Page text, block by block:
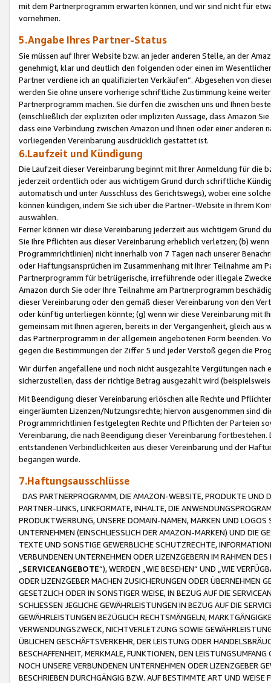
mit dem Partnerprogramm erwarten können, und wir sind nicht für
vornehmen.
5.Angabe Ihres Partner-Status
Sie müssen auf Ihrer Website bzw. an jeder anderen Stelle, an der
genehmigt, klar und deutlich den folgenden oder einen im
Partner verdiene ich an qualifizierten Verkäufen“. Abgesehen von
werden Sie ohne unsere vorherige schriftliche Zustimmung keine
Partnerprogramm machen. Sie dürfen die zwischen uns und Ihnen
(einschließlich der expliziten oder impliziten Aussage, dass Amazon
dass eine Verbindung zwischen Amazon und Ihnen oder einer
vorliegenden Vereinbarung ausdrücklich gestattet ist.
6.Laufzeit und Kündigung
Die Laufzeit dieser Vereinbarung beginnt mit Ihrer Anmeldung für die
jederzeit ordentlich oder aus wichtigem Grund durch schriftliche
automatisch und unter Ausschluss des Gerichtswegs), wobei eine
können kündigen, indem Sie sich über die Partner-Website in Ihrem
auswählen.
Ferner können wir diese Vereinbarung jederzeit aus wichtigem Grund
Sie Ihre Pflichten aus dieser Vereinbarung erheblich verletzen; (b)
Programmrichtlinien) nicht innerhalb von 7 Tagen nach unserer
oder Haftungsansprüchen im Zusammenhang mit Ihrer Teilnahme am
Partnerprogramm für betrügerische, irreführende oder illegale
Amazon durch Sie oder Ihre Teilnahme am Partnerprogramm
dieser Vereinbarung oder den gemäß dieser Vereinbarung von den
oder künftig unterliegen könnte; (g) wenn wir diese Vereinbarung mit
gemeinsam mit Ihnen agieren, bereits in der Vergangenheit, gleich
das Partnerprogramm in der allgemein angebotenen Form beenden.
gegen die Bestimmungen der Ziffer 5 und jeder Verstoß gegen die
Wir dürfen angefallene und noch nicht ausgezahlte Vergütungen
sicherzustellen, dass der richtige Betrag ausgezahlt wird
Mit Beendigung dieser Vereinbarung erlöschen alle Rechte und
eingeräumten Lizenzen/Nutzungsrechte; hiervon ausgenommen sind
Programmrichtlinien festgelegten Rechte und Pflichten der Parteien
Vereinbarung, die nach Beendigung dieser Vereinbarung
entstandenen Verbindlichkeiten aus dieser Vereinbarung und der
begangen wurde.
7.Haftungsausschlüsse
DAS PARTNERPROGRAMM, DIE AMAZON-WEBSITE, PRODUKTE UND
PARTNER-LINKS, LINKFORMATE, INHALTE, DIE
PRODUKTWERBUNG, UNSERE DOMAIN-NAMEN, MARKEN UND
UNTERNEHMEN (EINSCHLIESSLICH DER AMAZON-MARKEN) UND DIE
TEXTE UND SONSTIGE GEWERBLICHE SCHUTZRECHTE,
VERBUNDENEN UNTERNEHMEN ODER LIZENZGEBERN IM RAHMEN
SERVICEANGEBOTE“), WERDEN „WIE BESEHEN“ UND „WIE
ODER LIZENZGEBER MACHEN ZUSICHERUNGEN ODER ÜBERNEHMEN
GESETZLICH ODER IN SONSTIGER WEISE, IN BEZUG AUF DIE
SCHLIESSEN JEGLICHE GEWÄHRLEISTUNGEN IN BEZUG AUF DIE
GEWÄHRLEISTUNGEN BEZÜGLICH RECHTSMÄNGELN,
VERWENDUNGSZWECK, NICHTVERLETZUNG SOWIE
ÜBLICHEN GESCHÄFTSVERKEHR, DER LEISTUNG ODER
BESCHAFFENHEIT, MERKMALE, FUNKTIONEN, DEN
NOCH UNSERE VERBUNDENEN UNTERNEHMEN ODER LIZENZGEBER
BESCHRIEBEN DURCHGÄNGIG BZW. AUF BESTIMMTE ART UND